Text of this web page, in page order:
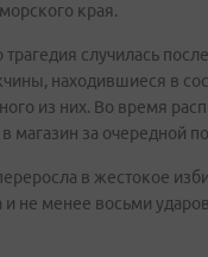
края.
трагедия случилась
находившиеся в
из них. Во время
магазин за очередной
в жестокое
и не менее восьми